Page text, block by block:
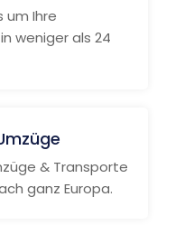
um Ihre
weniger als 24
& Transporte
ganz Europa.